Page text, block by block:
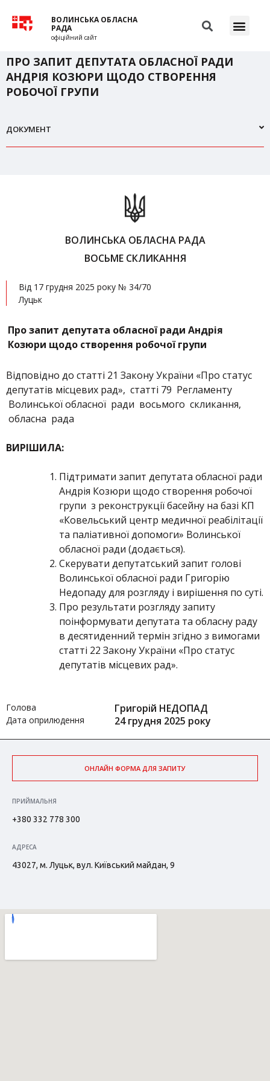
ВОЛИНСЬКА ОБЛАСНА
РАДА
офіційний сайт
ПРО ЗАПИТ ДЕПУТАТА ОБЛАСНОЇ РАДИ
АНДРІЯ КОЗЮРИ ЩОДО СТВОРЕННЯ
РОБОЧОЇ ГРУПИ
ДОКУМЕНТ
ВОЛИНСЬКА ОБЛАСНА РАДА
ВОСЬМЕ СКЛИКАННЯ
Від 17 грудня 2025 року № 34/70
Луцьк
Про запит депутата обласної ради Андрія
Козюри щодо створення робочої групи
Відповідно до статті 21 Закону України «Про статус
депутатів місцевих рад», статті 79 Регламенту
Волинської обласної ради восьмого скликання,
обласна рада
ВИРІШИЛА:
Підтримати запит депутата обласної ради
Андрія Козюри щодо створення робочої
групи з реконструкції басейну на базі КП
«Ковельський центр медичної реабілітації
та паліативної допомоги» Волинської
обласної ради (додається).
Скерувати депутатський запит голові
Волинської обласної ради Григорію
Недопаду для розгляду і вирішення по суті.
Про результати розгляду запиту
поінформувати депутата та обласну раду
в десятиденний термін згідно з вимогами
статті 22 Закону України «Про статус
депутатів місцевих рад».
Голова Григорій НЕДОПАД
Дата оприлюдення 24 грудня 2025 року
ОНЛАЙН ФОРМА ДЛЯ ЗАПИТУ
ПРИЙМАЛЬНЯ
+380 332 778 300
АДРЕСА
43027, м. Луцьк, вул. Київський майдан, 9